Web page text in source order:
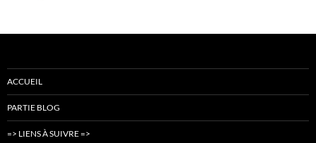
ACCUEIL
PARTIE BLOG
=> LIENS À SUIVRE =>